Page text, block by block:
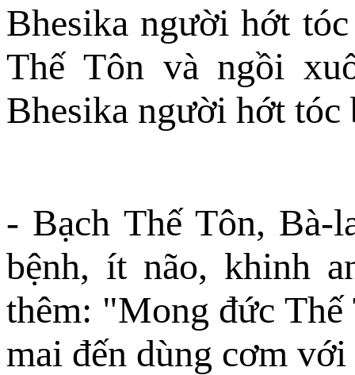
Bhesika người hớt
Thế Tôn và ngồi
Bhesika người hớt tóc
- Bạch Thế Tôn, Bà-
bệnh, ít não, khinh
thêm: "Mong đức
mai đến dùng cơm